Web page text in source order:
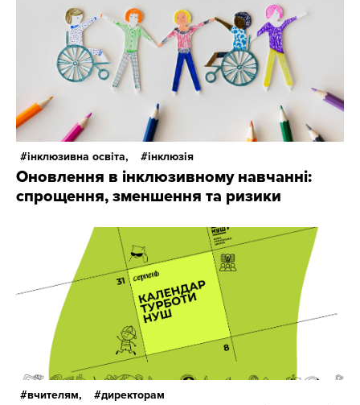
інклюзивна освіта, інклюзія
Оновлення в інклюзивному навчанні:
спрощення, зменшення та ризики
вчителям, директорам